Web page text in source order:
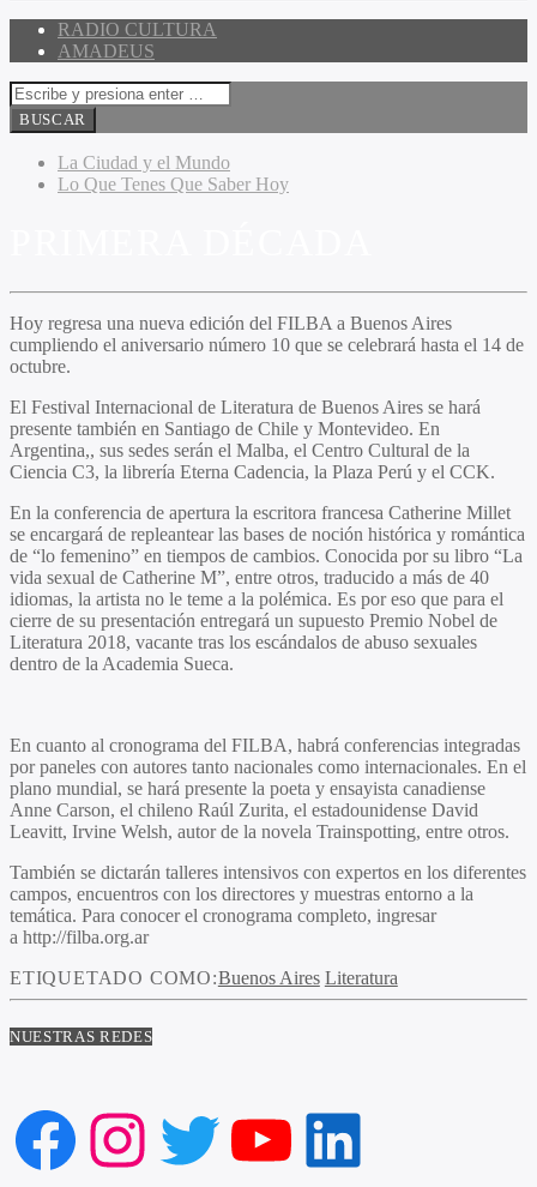
RADIO CULTURA
AMADEUS
La Ciudad y el Mundo
Lo Que Tenes Que Saber Hoy
Hoy regresa una nueva edición del FILBA a Buenos Aires
cumpliendo el aniversario número 10 que se celebrará hasta el 14 de
octubre.
El Festival Internacional de Literatura de Buenos Aires se hará
presente también en Santiago de Chile y Montevideo. En
Argentina,, sus sedes serán el Malba, el Centro Cultural de la
Ciencia C3, la librería Eterna Cadencia, la Plaza Perú y el CCK.
En la conferencia de apertura la escritora francesa Catherine Millet
se encargará de repleantear las bases de noción histórica y romántica
de “lo femenino” en tiempos de cambios. Conocida por su libro “La
vida sexual de Catherine M”, entre otros, traducido a más de 40
idiomas, la artista no le teme a la polémica. Es por eso que para el
cierre de su presentación entregará un supuesto Premio Nobel de
Literatura 2018, vacante tras los escándalos de abuso sexuales
dentro de la Academia Sueca.
En cuanto al cronograma del FILBA, habrá conferencias integradas
por paneles con autores tanto nacionales como internacionales. En el
plano mundial, se hará presente la poeta y ensayista canadiense
Anne Carson, el chileno Raúl Zurita, el estadounidense David
Leavitt, Irvine Welsh, autor de la novela Trainspotting, entre otros.
También se dictarán talleres intensivos con expertos en los diferentes
campos, encuentros con los directores y muestras entorno a la
temática. Para conocer el cronograma completo, ingresar
a http://filba.org.ar
ETIQUETADO COMO:Buenos Aires Literatura
NUESTRAS REDES
Facebook
Instagram
Twitter
YouTube
LinkedIn